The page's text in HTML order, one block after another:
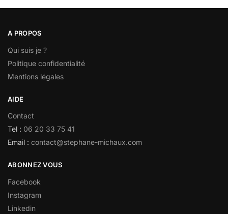
A PROPOS
Qui suis je ?
Politique confidentialité
Mentions légales
AIDE
Contact
Tel : 06 20 33 75 41
Email : contact@stephane-michaux.com
ABONNEZ VOUS
Facebook
Instagram
Linkedin